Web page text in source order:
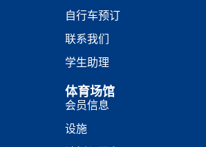
自行车预订
联系我们
学生助理
体育场馆
会员信息
设施